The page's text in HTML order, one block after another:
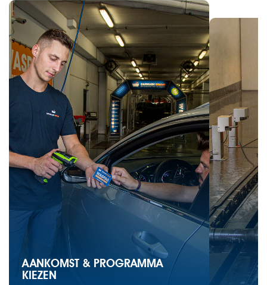
AANKOMST & PROGRAMMA
KIEZEN